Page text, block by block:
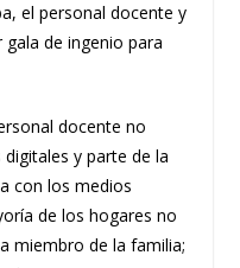
el personal docente y
de ingenio para
docente no
y parte de la
con los medios
de los hogares no
miembro de la familia;